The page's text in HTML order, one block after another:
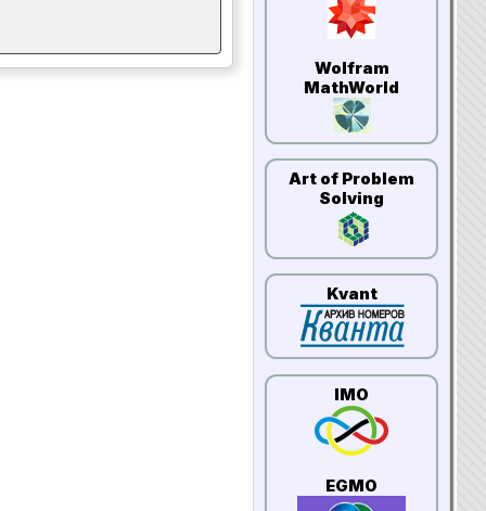
Wolfram
MathWorld
Art of Problem
Solving
Kvant
IMO
EGMO